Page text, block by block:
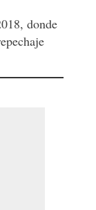
donde